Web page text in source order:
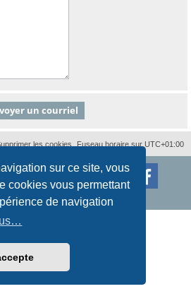
sur ce site, vous
cookies vous permettant
de navigation
Fuseau horaire sur UTC+01:00
les cookies
© phpBB Limited